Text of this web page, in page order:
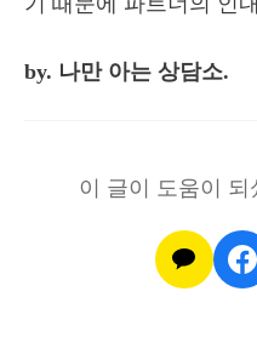
by. 나만 아는 상담소.
이 글이 도움이